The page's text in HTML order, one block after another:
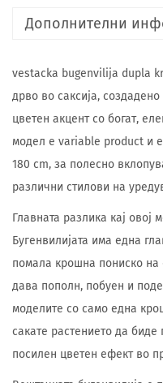
Дополнителни
vestacka bugenvilija dupla
дрво во саксија,
цветен акцент со богат,
модел е variable product и
180 cm, за полесно
различни стилови на
Главната разлика кај овој
Бугенвилијата има една
помала крошна пониско на
дава пополн, побуен и
моделите со само една
сакате растението да
посилен цветен ефект во